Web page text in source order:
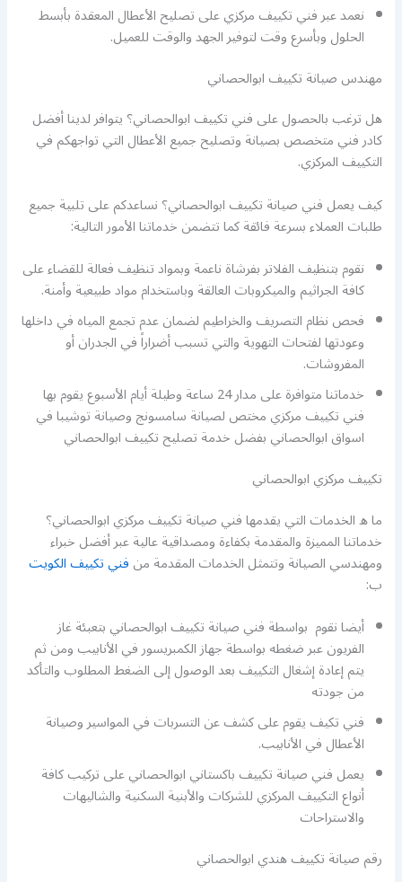
نعمد عبر فني تكييف مركزي على تصليح الأعطال المعقدة بأبسط
الحلول وبأسرع وقت لتوفير الجهد والوقت للعميل.
مهندس صيانة تكييف ابوالحصاني
هل ترغب بالحصول على فني تكييف ابوالحصاني؟ يتوافر لدينا أفضل
كادر فني متخصص بصيانة وتصليح جميع الأعطال التي تواجهكم في
التكييف المركزي.
كيف يعمل فني صيانة تكييف ابوالحصاني؟ نساعدكم على تلبية جميع
طلبات العملاء بسرعة فائقة كما تتضمن خدماتنا الأمور التالية:
نقوم بتنظيف الفلاتر بفرشاة ناعمة وبمواد تنظيف فعالة للقضاء على
كافة الجراثيم والميكروبات العالقة وباستخدام مواد طبيعية وأمنة.
فحص نظام التصريف والخراطيم لضمان عدم تجمع المياه في داخلها
وعودتها لفتحات التهوية والتي تسبب أضراراً في الجدران أو
المفروشات.
خدماتنا متوافرة على مدار 24 ساعة وطيلة أيام الأسبوع يقوم بها
فني تكييف مركزي مختص لصيانة سامسونج وصيانة توشيبا في
اسواق ابوالحصاني بفضل خدمة تصليح تكييف ابوالحصاني
تكييف مركزي ابوالحصاني
ما ه الخدمات التي يقدمها فني صيانة تكييف مركزي ابوالحصاني؟
خدماتنا المميزة والمقدمة بكفاءة ومصداقية عالية عبر أفضل خبراء
ومهندسي الصيانة وتتمثل الخدمات المقدمة منفني تكييف الكويت
ب:
أيضا نقوم بواسطة فني صيانة تكييف ابوالحصاني بتعبئة غاز
الفريون عبر ضغطه بواسطة جهاز الكمبريسور في الأنابيب ومن ثم
يتم إعادة إشغال التكييف بعد الوصول إلى الضغط المطلوب والتأكد
من جودته
فني تكيف يقوم على كشف عن التسربات في المواسير وصيانة
الأعطال في الأنابيب.
يعمل فني صيانة تكييف باكستاني ابوالحصاني على تركيب كافة
أنواع التكييف المركزي للشركات والأبنية السكنية والشاليهات
والاستراحات
رقم صيانة تكييف هندي ابوالحصاني